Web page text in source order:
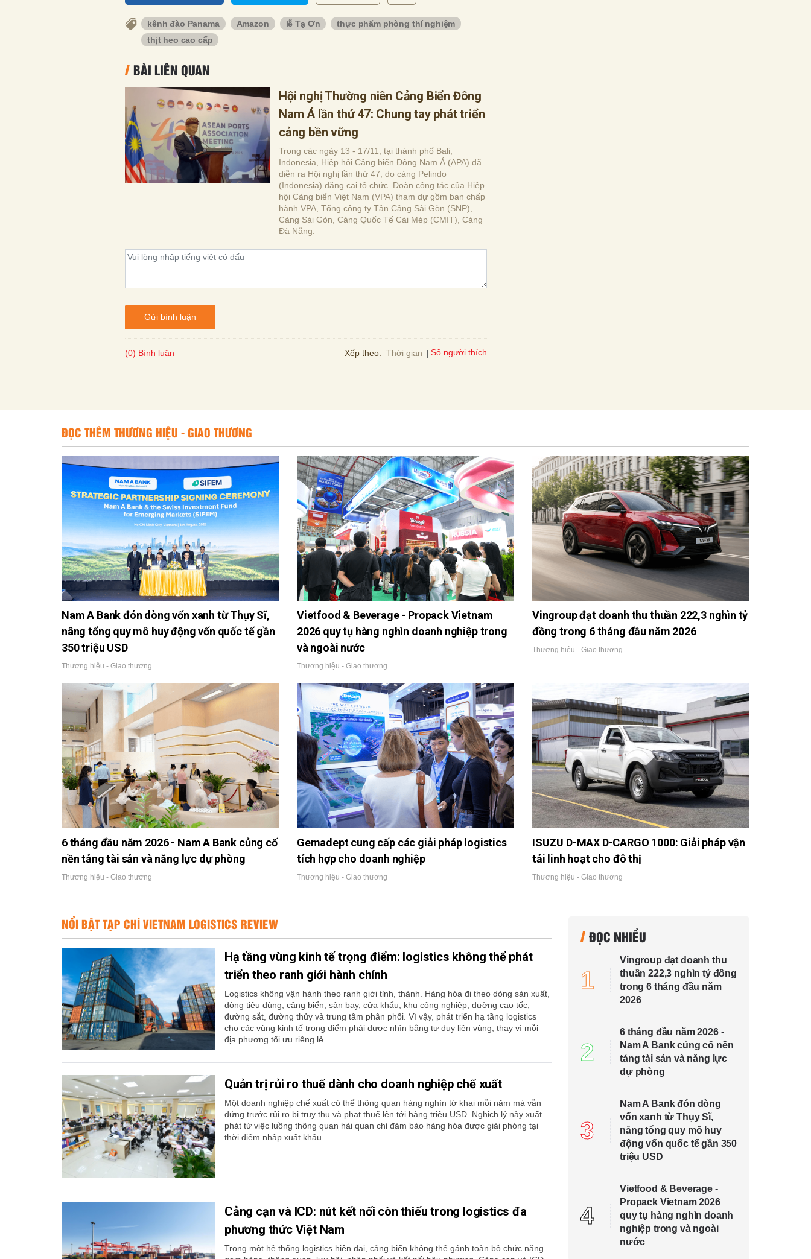
kênh đào Panama Amazon lễ Tạ Ơn
thực phẩm phòng thí nghiệm
thịt heo cao cấp
BÀI LIÊN QUAN
Hội nghị Thường niên Cảng Biển Đông
Nam Á lần thứ 47: Chung tay phát triển
cảng bền vững
Trong các ngày 13 - 17/11, tại thành phố Bali,
Indonesia, Hiệp hội Cảng biển Đông Nam Á (APA) đã
diễn ra Hội nghị lần thứ 47, do cảng Pelindo
(Indonesia) đăng cai tổ chức. Đoàn công tác của Hiệp
hội Cảng biển Việt Nam (VPA) tham dự gồm ban chấp
hành VPA, Tổng công ty Tân Cảng Sài Gòn (SNP),
Cảng Sài Gòn, Cảng Quốc Tế Cái Mép (CMIT), Cảng
Đà Nẵng.
Gửi bình luận
(0) Bình luận Xếp theo: Thời gian Số người thích
ĐỌC THÊM THƯƠNG HIỆU - GIAO THƯƠNG
Nam A Bank đón dòng vốn xanh từ Thụy Sĩ,
nâng tổng quy mô huy động vốn quốc tế gần
350 triệu USD
Thương hiệu - Giao thương
Vietfood & Beverage - Propack Vietnam
2026 quy tụ hàng nghìn doanh nghiệp trong
và ngoài nước
Thương hiệu - Giao thương
Vingroup đạt doanh thu thuần 222,3 nghìn tỷ
đồng trong 6 tháng đầu năm 2026
Thương hiệu - Giao thương
6 tháng đầu năm 2026 - Nam A Bank củng cố
nền tảng tài sản và năng lực dự phòng
Thương hiệu - Giao thương
Gemadept cung cấp các giải pháp logistics
tích hợp cho doanh nghiệp
Thương hiệu - Giao thương
ISUZU D-MAX D-CARGO 1000: Giải pháp vận
tải linh hoạt cho đô thị
Thương hiệu - Giao thương
NỔI BẬT TẠP CHÍ VIETNAM LOGISTICS REVIEW
Hạ tầng vùng kinh tế trọng điểm: logistics không thể phát
triển theo ranh giới hành chính
Logistics không vận hành theo ranh giới tỉnh, thành. Hàng hóa đi theo dòng sản xuất,
dòng tiêu dùng, cảng biển, sân bay, cửa khẩu, khu công nghiệp, đường cao tốc,
đường sắt, đường thủy và trung tâm phân phối. Vì vậy, phát triển hạ tầng logistics
cho các vùng kinh tế trọng điểm phải được nhìn bằng tư duy liên vùng, thay vì mỗi
địa phương tối ưu riêng lẻ.
Quản trị rủi ro thuế dành cho doanh nghiệp chế xuất
Một doanh nghiệp chế xuất có thể thông quan hàng nghìn tờ khai mỗi năm mà vẫn
đứng trước rủi ro bị truy thu và phạt thuế lên tới hàng triệu USD. Nghịch lý này xuất
phát từ việc luồng thông quan hải quan chỉ đảm bảo hàng hóa được giải phóng tại
thời điểm nhập xuất khẩu.
Cảng cạn và ICD: nút kết nối còn thiếu trong logistics đa
phương thức Việt Nam
Trong một hệ thống logistics hiện đại, cảng biển không thể gánh toàn bộ chức năng
ĐỌC NHIỀU
1
Vingroup đạt doanh thu
thuần 222,3 nghìn tỷ đồng
trong 6 tháng đầu năm
2026
2
6 tháng đầu năm 2026 -
Nam A Bank củng cố nền
tảng tài sản và năng lực
dự phòng
3
Nam A Bank đón dòng
vốn xanh từ Thụy Sĩ,
nâng tổng quy mô huy
động vốn quốc tế gần 350
triệu USD
4
Vietfood & Beverage -
Propack Vietnam 2026
quy tụ hàng nghìn doanh
nghiệp trong và ngoài
nước